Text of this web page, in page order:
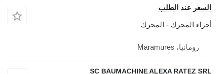
السعر عند الطلب
أجزاء المحرك - المحرك
رومانيا، Maramures
SC BAUMACHINE ALEXA RATEZ SRL